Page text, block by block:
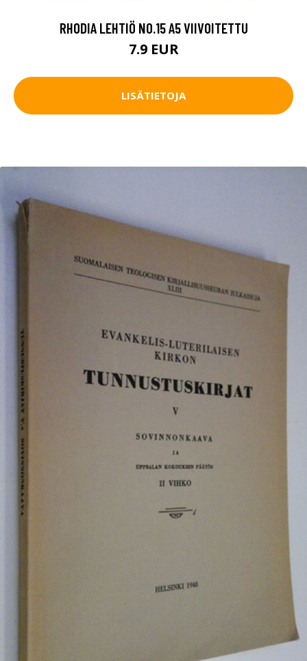
RHODIA LEHTIÖ NO.15 A5 VIIVOITETTU
7.9 EUR
LISÄTIETOJA